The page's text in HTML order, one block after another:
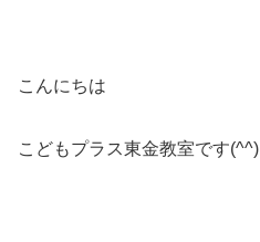
こんにちは
こどもプラス東金教室です(^^)